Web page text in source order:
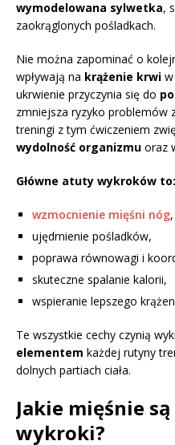
wymodelowana sylwetka,
zaokrąglonych pośladkach.
Nie można zapominać o
wpływają na krążenie krwi
ukrwienie przyczynia się do
zmniejsza ryzyko problemów
treningi z tym ćwiczeniem
wydolność organizmu oraz
Główne atuty wykroków to:
wzmocnienie mięśni nóg,
ujędrnienie pośladków,
poprawa równowagi i
skuteczne spalanie kalorii,
wspieranie lepszego
Te wszystkie cechy czynią
elementem każdej rutyny
dolnych partiach ciała.
Jakie mięśnie
wykroki?